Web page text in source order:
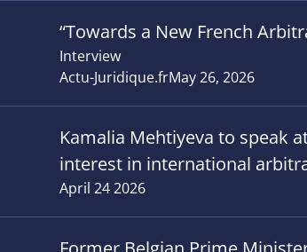
“Towards a New French
Interview
Actu-Juridique.frMay 26, 2026
Kamalia Mehtiyeva to speak
interest in international
April 24 2026